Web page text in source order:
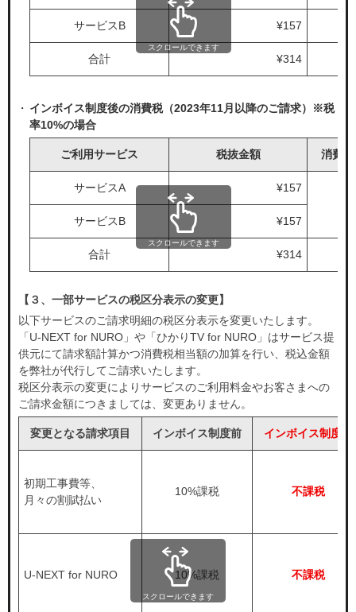
サービスB ¥157
合計 ¥314
スクロールできます
インボイス制度後の消費税（2023年11月以降のご請求）※税
率10%の場合
ご利用サービス 税抜金額 消費
サービスA ¥157
サービスB ¥157
合計 ¥314
スクロールできます
【３、一部サービスの税区分表示の変更】
以下サービスのご請求明細の税区分表示を変更いたします。
「U-NEXT for NURO」や「ひかりTV for NURO」はサービス提
供元にて請求額計算かつ消費税相当額の加算を行い、税込金額
を弊社が代行してご請求いたします。
税区分表示の変更によりサービスのご利用料金やお客さまへの
ご請求金額につきましては、変更ありません。
変更となる請求項目 インボイス制度前 インボイス制度後
初期工事費等、
月々の割賦払い
10%課税 不課税
U-NEXT for NURO 10%課税 不課税
スクロールできます